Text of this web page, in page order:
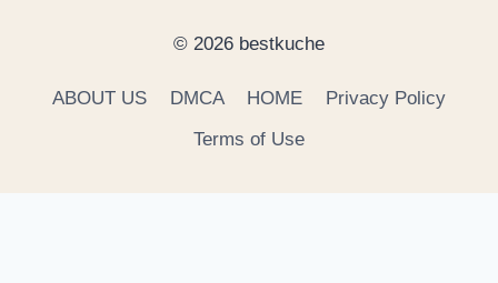
© 2026 bestkuche
ABOUT US DMCA HOME
Privacy Policy
Terms of Use